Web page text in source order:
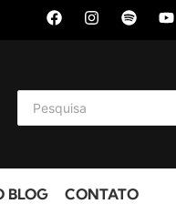
BLOG CONTATO